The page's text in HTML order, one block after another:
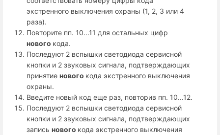
экстренного выключения охраны (1, 2, 3 или 4
раза).
Повторите пп. 10...11 для остальных цифр
нового кода.
Последуют 2 вспышки светодиода сервисной
кнопки и 2 звуковых сигнала, подтверждающих
принятие нового кода экстренного выключения
охраны.
Введите новый код еще раз, повторив пп. 10...12.
Последуют 2 вспышки светодиода сервисной
кнопки и 2 звуковых сигнала, подтверждающих
запись нового кода экстренного выключения